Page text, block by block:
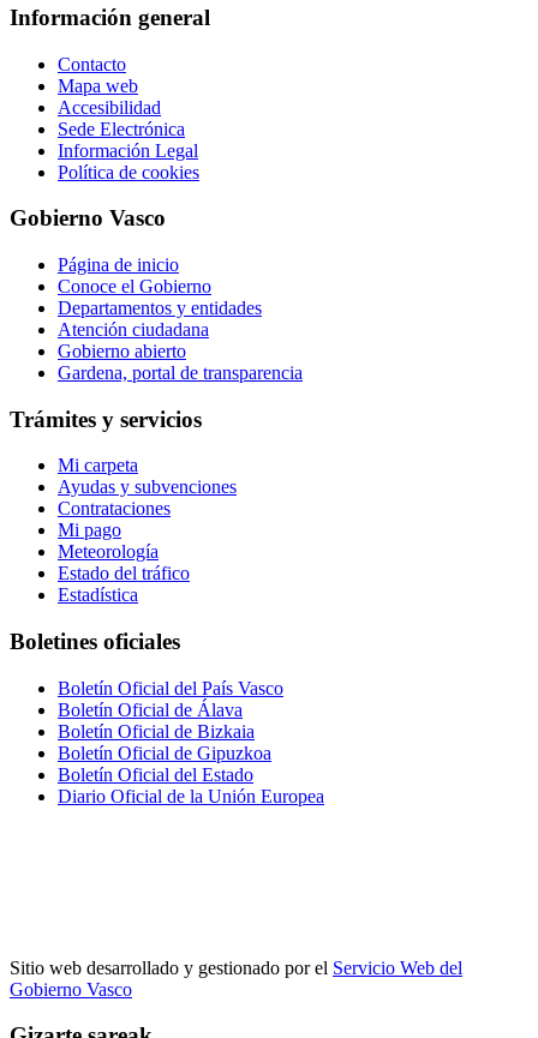
Información general
Contacto
Mapa web
Accesibilidad
Sede Electrónica
Información Legal
Política de cookies
Gobierno Vasco
Página de inicio
Conoce el Gobierno
Departamentos y entidades
Atención ciudadana
Gobierno abierto
Gardena, portal de transparencia
Trámites y servicios
Mi carpeta
Ayudas y subvenciones
Contrataciones
Mi pago
Meteorología
Estado del tráfico
Estadística
Boletines oficiales
Boletín Oficial del País Vasco
Boletín Oficial de Álava
Boletín Oficial de Bizkaia
Boletín Oficial de Gipuzkoa
Boletín Oficial del Estado
Diario Oficial de la Unión Europea
Sitio web desarrollado y gestionado por el Servicio Web del
Gobierno Vasco